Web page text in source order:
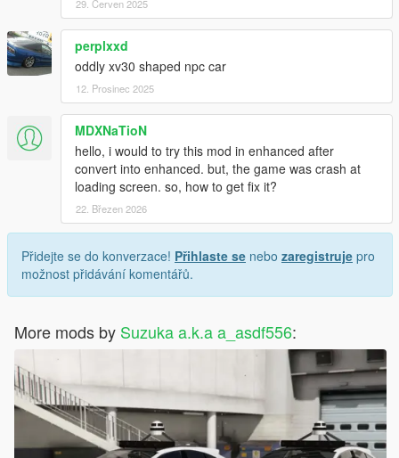
29. Červen 2025
perplxxd
oddly xv30 shaped npc car
12. Prosinec 2025
MDXNaTioN
hello, i would to try this mod in enhanced after
convert into enhanced. but, the game was crash at
loading screen. so, how to get fix it?
22. Březen 2026
Přidejte se do konverzace! Přihlaste se nebo zaregistruje pro
možnost přidávání komentářů.
More mods by Suzuka a.k.a a_asdf556: